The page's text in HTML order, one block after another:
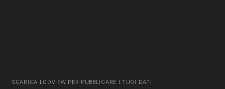
SCARICA LODVIEW PER PUBBLICARE I TUOI DATI